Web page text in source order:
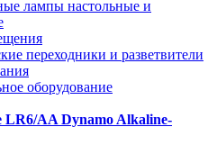
лампы настольные и
переходники и разветвители
оборудование
LR6/AA Dynamo Alkaline-